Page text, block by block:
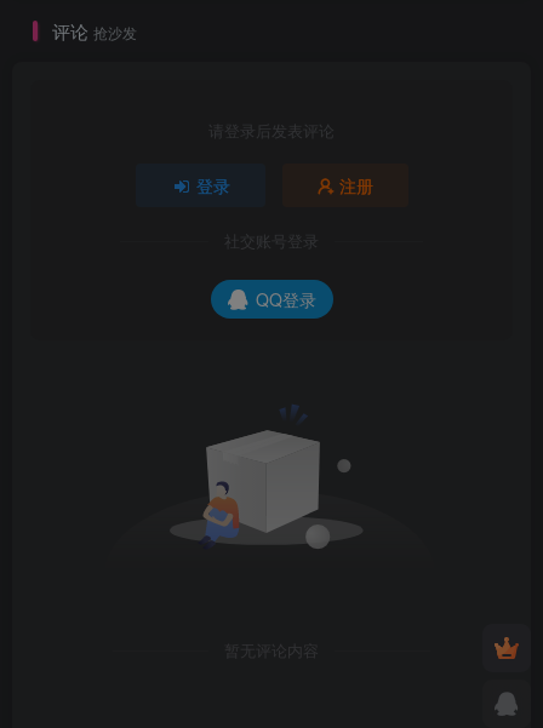
评论 抢沙发
请登录后发表评论
登录 注册
社交账号登录
QQ登录
暂无评论内容